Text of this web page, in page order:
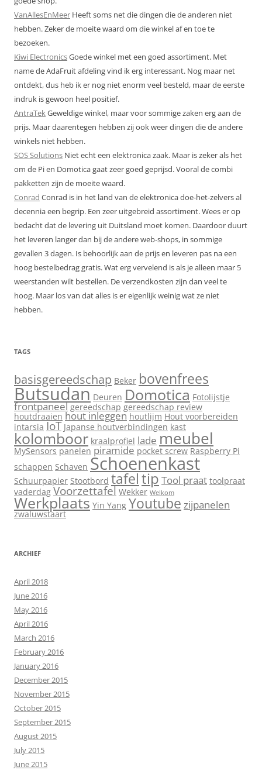
VanAllesEnMeer Heeft soms net die dingen die de anderen niet
hebben. Zeker de moeite waard om die winkel af en toe te
bezoeken.
Kiwi ElectronicsGoede winkel met een goed assortiment. Met
name de AdaFruit afdeling vind ik erg interessant. Nog maar net
ontdekt, dus heb ik er nog niet enorm veel besteld, maar de eerste
indruk is gewoon heel positief.
AntraTek Geweldige winkel, maar voor sommige zaken erg aan de
prijs. Maar daarentegen hebben zij ook weer dingen die de andere
winkels niet hebben.
SOS Solutions Niet echt een elektronica zaak. Maar is zeker als het
om de Pi en Domotica gaat zeer goed geprijsd. Vooral de combi
pakketten zijn de moeite waard.
Conrad Conrad is in het land van de elektronica doe-het-zelvers al
decennia een begrip. Een zeer uitgebreid assortiment. Wees er op
bedacht dat de levering uit Duitsland moet komen. Daardoor duurt
het leveren langer dan bij de andere web-shops, in sommige
gevallen 3 dagen. Is behoorlijk aan de prijs en leveren pas na een
hoog bestelbedrag gratis. Wat erg vervelend is als je alleen maar 5
weerstanden wilt bestellen. De verzendkosten zijn dan veel te
hoog. Maar los van dat alles is er eigenlijk weinig wat ze niet
hebben.
TAGS
basisgereedschap Beker bovenfrees
Butsudan Deuren Domotica Fotolijstje
frontpaneel gereedschap gereedschap review
houtdraaien hout inleggen houtlijm Hout voorbereiden
intarsia IoT Japanse houtverbindingen kast
kolomboor kraalprofiel lade meubel
MySensors panelen piramide pocket screw Raspberry Pi
schappen Schaven Schoenenkast
Schuurpapier Stootbord tafeltipTool praat toolpraat
vaderdag Voorzettafel Wekker Welkom
Werkplaats Yin Yang Youtube zijpanelen
zwaluwstaart
ARCHIEF
April 2018
June 2016
May 2016
April 2016
March 2016
February 2016
January 2016
December 2015
November 2015
October 2015
September 2015
August 2015
July 2015
June 2015